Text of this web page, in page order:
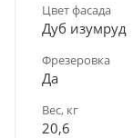
Цвет фасада
Дуб изумруд
Фрезеровка
Да
Вес, кг
20,6